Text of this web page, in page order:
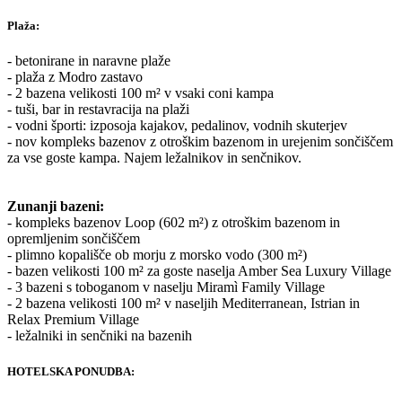
Plaža:
- betonirane in naravne plaže
- plaža z Modro zastavo
- 2 bazena velikosti 100 m² v vsaki coni kampa
- tuši, bar in restavracija na plaži
- vodni športi: izposoja kajakov, pedalinov, vodnih skuterjev
- nov kompleks bazenov z otroškim bazenom in urejenim sončiščem
za vse goste kampa. Najem ležalnikov in senčnikov.
Zunanji bazeni:
- kompleks bazenov Loop (602 m²) z otroškim bazenom in
opremljenim sončiščem
- plimno kopališče ob morju z morsko vodo (300 m²)
- bazen velikosti 100 m² za goste naselja Amber Sea Luxury Village
- 3 bazeni s toboganom v naselju Miramì Family Village
- 2 bazena velikosti 100 m² v naseljih Mediterranean, Istrian in
Relax Premium Village
- ležalniki in senčniki na bazenih
HOTELSKA PONUDBA: